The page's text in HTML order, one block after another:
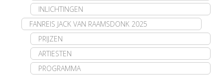
INLICHTINGEN
FANREIS JACK VAN RAAMSDONK 2025
PRIJZEN
ARTIESTEN
PROGRAMMA